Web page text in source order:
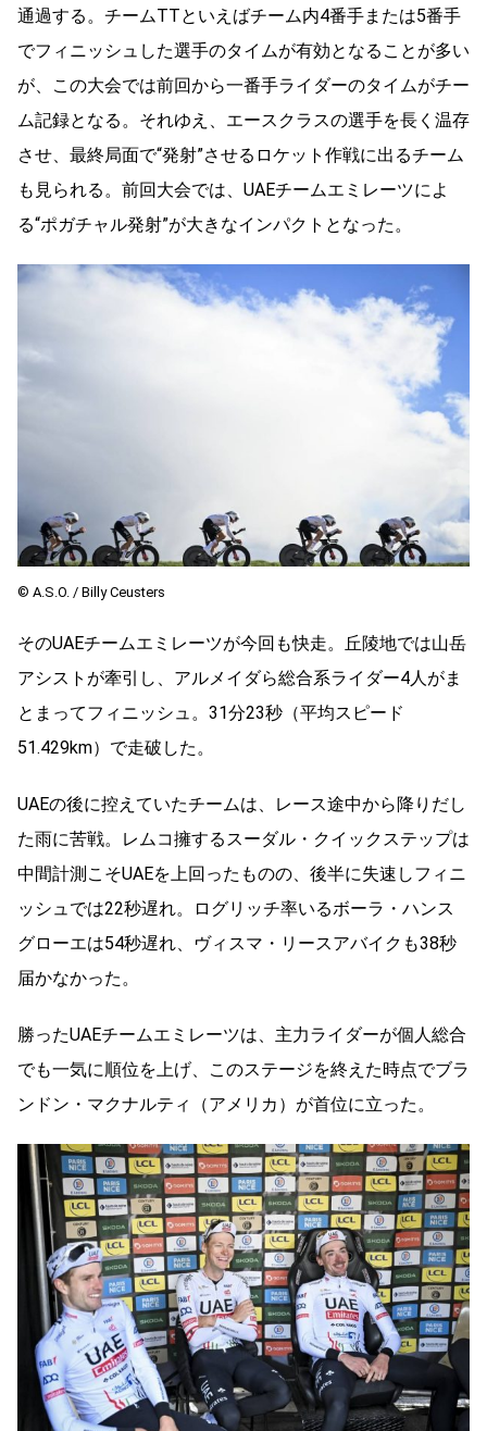
通過する。チームTTといえばチーム内4番手または5番手
でフィニッシュした選手のタイムが有効となることが多い
が、この大会では前回から一番手ライダーのタイムがチー
ム記録となる。それゆえ、エースクラスの選手を長く温存
させ、最終局面で“発射”させるロケット作戦に出るチーム
も見られる。前回大会では、UAEチームエミレーツによ
る“ポガチャル発射”が大きなインパクトとなった。
© A.S.O. / Billy Ceusters
そのUAEチームエミレーツが今回も快走。丘陵地では山岳
アシストが牽引し、アルメイダら総合系ライダー4人がま
とまってフィニッシュ。31分23秒（平均スピード
51.429km）で走破した。
UAEの後に控えていたチームは、レース途中から降りだし
た雨に苦戦。レムコ擁するスーダル・クイックステップは
中間計測こそUAEを上回ったものの、後半に失速しフィニ
ッシュでは22秒遅れ。ログリッチ率いるボーラ・ハンス
グローエは54秒遅れ、ヴィスマ・リースアバイクも38秒
届かなかった。
勝ったUAEチームエミレーツは、主力ライダーが個人総合
でも一気に順位を上げ、このステージを終えた時点でブラ
ンドン・マクナルティ（アメリカ）が首位に立った。